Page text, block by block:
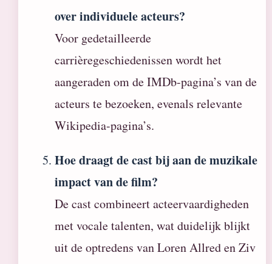
over individuele acteurs?
Voor gedetailleerde
carrièregeschiedenissen wordt het
aangeraden om de IMDb-pagina’s van de
acteurs te bezoeken, evenals relevante
Wikipedia-pagina’s.
Hoe draagt de cast bij aan de muzikale
impact van de film?
De cast combineert acteervaardigheden
met vocale talenten, wat duidelijk blijkt
uit de optredens van Loren Allred en Ziv